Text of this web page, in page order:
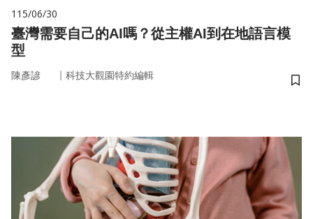
115/06/30
臺灣需要自己的AI嗎？從主權AI到在地語言模
型
陳彥諺 ｜ 科技大觀園特約編輯
儲